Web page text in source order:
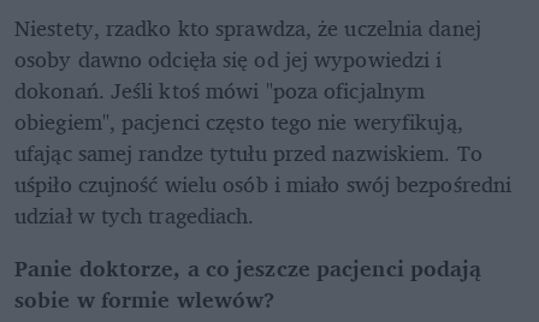
Niestety, rzadko kto sprawdza, że uczelnia danej
osoby dawno odcięła się od jej wypowiedzi i
dokonań. Jeśli ktoś mówi "poza oficjalnym
obiegiem", pacjenci często tego nie weryfikują,
ufając samej randze tytułu przed nazwiskiem. To
uśpiło czujność wielu osób i miało swój bezpośredni
udział w tych tragediach.
Panie doktorze, a co jeszcze pacjenci podają
sobie w formie wlewów?